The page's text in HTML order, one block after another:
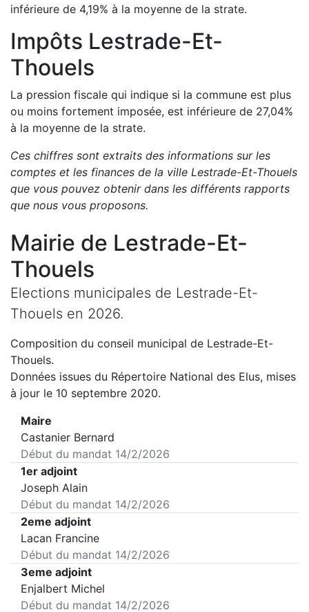
inférieure de 4,19% à la moyenne de la strate.
Impôts Lestrade-Et-
Thouels
La pression fiscale qui indique si la commune est plus
ou moins fortement imposée, est inférieure de 27,04%
à la moyenne de la strate.
Ces chiffres sont extraits des informations sur les
comptes et les finances de la ville Lestrade-Et-Thouels
que vous pouvez obtenir dans les différents rapports
que nous vous proposons.
Mairie de Lestrade-Et-
Thouels
Elections municipales de Lestrade-Et-
Thouels en 2026.
Composition du conseil municipal de Lestrade-Et-
Thouels.
Données issues du Répertoire National des Elus, mises
à jour le 10 septembre 2020.
Maire
Castanier Bernard
Début du mandat 14/2/2026
1er adjoint
Joseph Alain
Début du mandat 14/2/2026
2eme adjoint
Lacan Francine
Début du mandat 14/2/2026
3eme adjoint
Enjalbert Michel
Début du mandat 14/2/2026